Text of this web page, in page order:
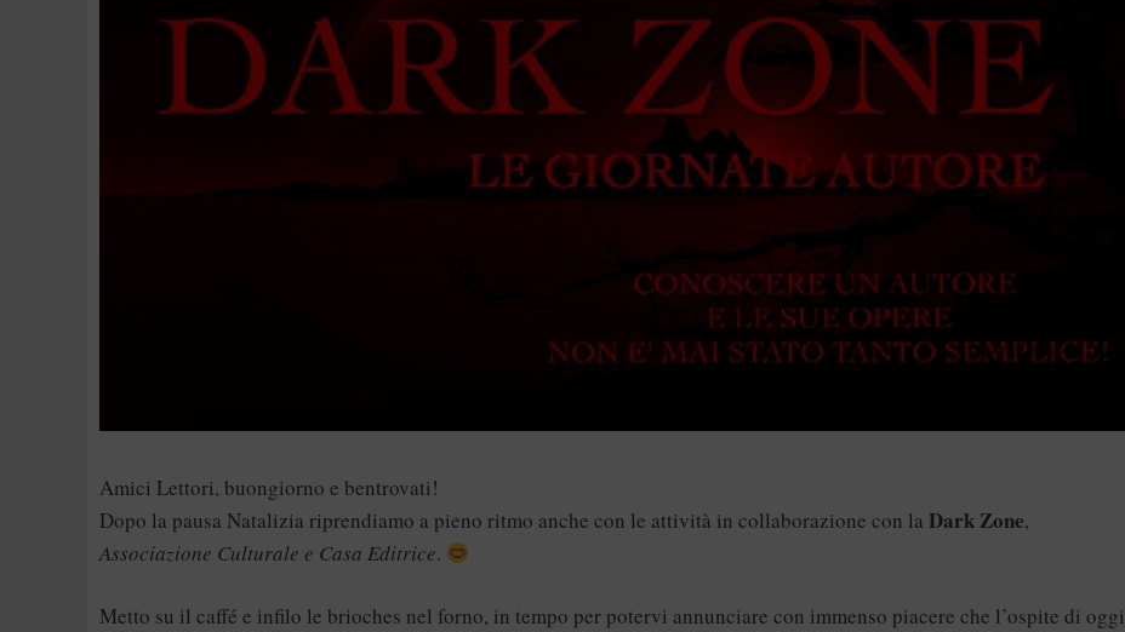
Amici Lettori, buongiorno e bentrovati!
Dopo la pausa Natalizia riprendiamo a pieno ritmo anche con le attività in collaborazione con la Dark Zone,
Associazione Culturale e Casa Editrice.
Metto su il caffé e infilo le brioches nel forno, in tempo per potervi annunciare con immenso piacere che l’ospite di oggi